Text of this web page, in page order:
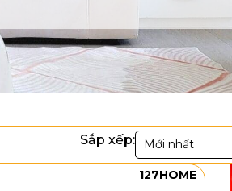
Sắp xếp: Mới nhất
127HOME